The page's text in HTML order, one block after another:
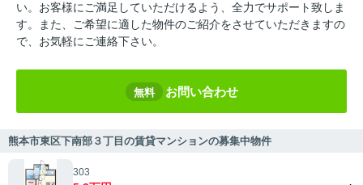
い。お客様にご満足していただけるよう、全力でサポート致しま
す。また、ご希望に適した物件のご紹介をさせていただきますの
で、お気軽にご連絡下さい。
無料 お問い合わせ
熊本市東区下南部３丁目の賃貸マンションの募集中物件
303